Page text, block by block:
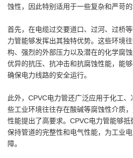
蚀性，因此特别适用于一些复杂和严苛的
首先，在电缆过交要道口、过河、过桥
力管能够发挥出其独特优势。这些环境
构、强烈的外部压力以及潜在的化学腐
优异的抗压、抗冲击和抗腐蚀性能，能
确保电力线路的安全运行。
此外，CPVC电力管还广泛应用于化工
些工业环境往往存在酸碱等腐蚀性介质
性能提出了高要求。CPVC电力管能够抵
保持管道的完整性和电气性能，为工业
障。